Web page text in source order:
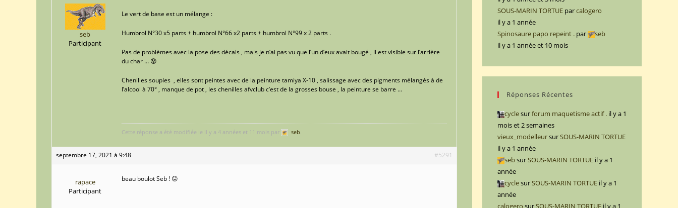
seb
Participant
Le vert de base est un mélange :
Humbrol N°30 x5 parts + humbrol N°66 x2 parts + humbrol N°99 x 2 parts .
Pas de problèmes avec la pose des décals , mais je n’ai pas vu que l’un d’eux avait bougé , il est visible sur l’arrière
du char … 😡
Chenilles souples , elles sont peintes avec de la peinture tamiya X-10 , salissage avec des pigments mélangés à de
l’alcool à 70° , manque de pot , les chenilles afvclub c’est de la grosses bouse , la peinture se barre …
Cette réponse a été modifiée le il y a 4 années et 11 mois par seb.
septembre 17, 2021 à 9:48 #5291
rapace
Participant
beau boulot Seb ! 😛
SOUS-MARIN TORTUE parcalogero
il y a 1 année
Spinosaure papo repeint . par
seb
il y a 1 année et 10 mois
Réponses Récentes
cyclesurforum maquetisme actif . il y a 1
mois et 2 semaines
vieux_modelleursurSOUS-MARIN TORTUE
il y a 1 année
sebsurSOUS-MARIN TORTUE il y a 1
année
cyclesurSOUS-MARIN TORTUE il y a 1
année
calogero surSOUS-MARIN TORTUE il y a 1